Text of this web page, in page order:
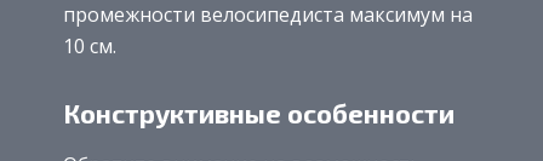
промежности велосипедиста максимум на
10 см.
Конструктивные особенности